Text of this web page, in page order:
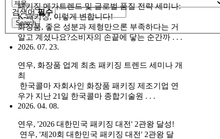
검색어필수
패키징 메가트렌드 및 글로벌 품질 전략 세미나:
K-패키징, 이렇게 변합니다!
화장품, 좋은 성분과 제형만으론 부족하다는 거
알고 계셨나요?소비자의 손끝에 닿는 순간까 . . .
2026. 07. 23.
연우, 화장품 업계 최초 패키징 트렌드 세미나 개
최
한국콜마 자회사인 화장품 패키징 제조기업 연
우가 지난 21일 한국콜마 종합기술원 . . .
2026. 04. 08.
연우, '2026 대한민국 패키징 대전' 2관왕 달성!
연우, '제20회 대한민국 패키징 대전' 2관왕 달